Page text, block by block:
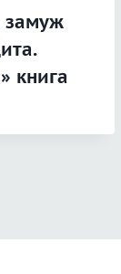
замуж
книга